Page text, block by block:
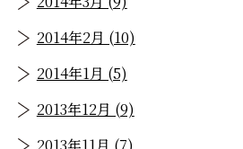
2014年2月 (10)
2014年1月 (5)
2013年12月 (9)
2013年11月 (7)